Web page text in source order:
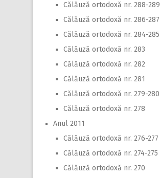
Călăuză ortodoxă nr. 288-289
Călăuză ortodoxă nr. 286-287
Călăuză ortodoxă nr. 284-285
Călăuză ortodoxă nr. 283
Călăuză ortodoxă nr. 282
Călăuză ortodoxă nr. 281
Călăuză ortodoxă nr. 279-280
Călăuză ortodoxă nr. 278
Anul 2011
Călăuză ortodoxă nr. 276-277
Călăuză ortodoxă nr. 274-275
Călăuză ortodoxă nr. 270